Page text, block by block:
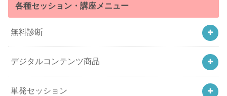
各種セッション・講座メニュー
無料診断
デジタルコンテンツ商品
単発セッション